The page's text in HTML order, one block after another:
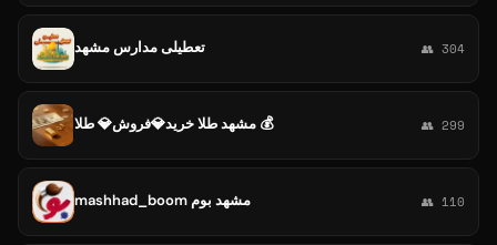
تعطیلی مدارس مشهد 👥 304
مشهد طلا خرید💎فروش💎 طلا 💰 👥 299
mashhad_boom مشهد بوم 👥 110